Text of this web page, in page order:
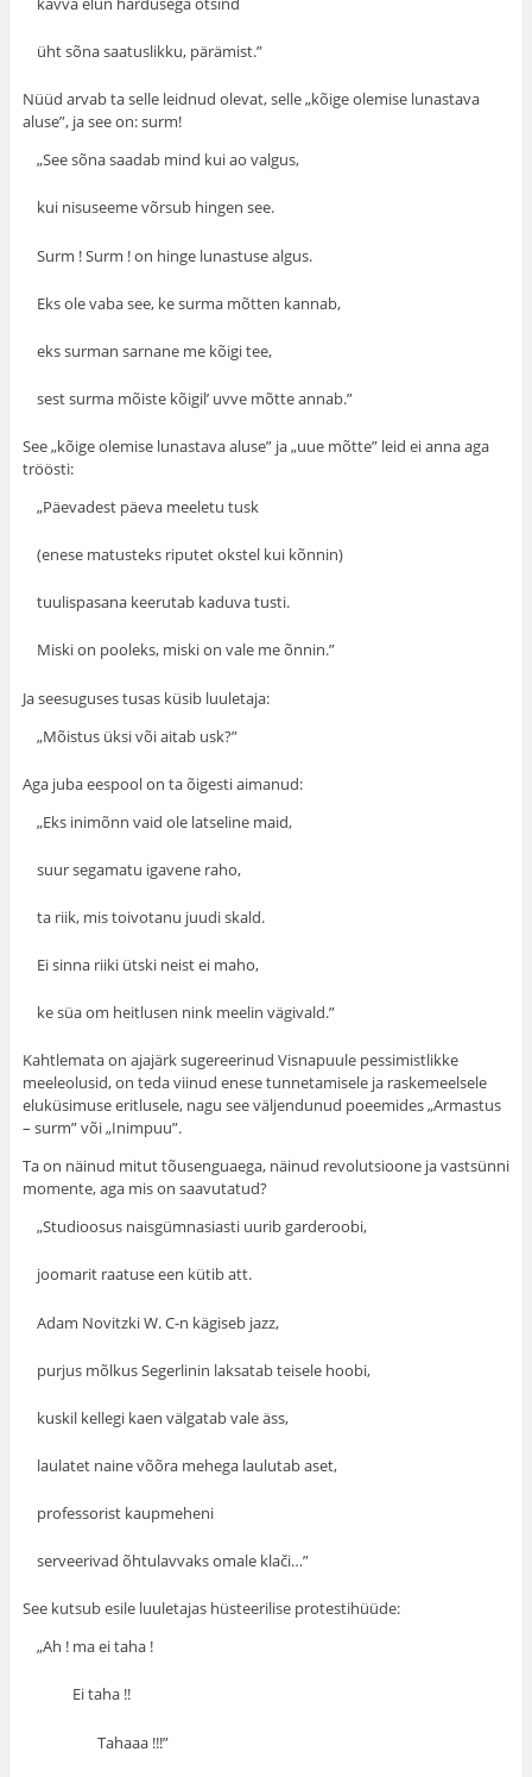
üht sõna saatuslikku, pärämist.”
Nüüd arvab ta selle leidnud olevat, selle „kõige olemise lunastava
aluse”, ja see on: surm!
„See sõna saadab mind kui ao valgus,
kui nisuseeme võrsub hingen see.
Surm ! Surm ! on hinge lunastuse algus.
Eks ole vaba see, ke surma mõtten kannab,
eks surman sarnane me kõigi tee,
sest surma mõiste kõigil’ uvve mõtte annab.”
See „kõige olemise lunastava aluse” ja „uue mõtte” leid ei anna aga
tröösti:
„Päevadest päeva meeletu tusk
(enese matusteks riputet okstel kui kõnnin)
tuulispasana keerutab kaduva tusti.
Miski on pooleks, miski on vale me õnnin.”
Ja seesuguses tusas küsib luuletaja:
„Mõistus üksi või aitab usk?”
Aga juba eespool on ta õigesti aimanud:
„Eks inimõnn vaid ole latseline maid,
suur segamatu igavene raho,
ta riik, mis toivotanu juudi skald.
Ei sinna riiki ütski neist ei maho,
ke süa om heitlusen nink meelin vägivald.”
Kahtlemata on ajajärk sugereerinud Visnapuule pessimistlikke
meeleolusid, on teda viinud enese tunnetamisele ja raskemeelsele
eluküsimuse eritlusele, nagu see väljen­dunud poeemides „Armastus
– surm” või „Inimpuu”.
Ta on näinud mitut tõusenguaega, näinud revolutsioone ja vastsünni
momente, aga mis on saavutatud?
„Studioosus naisgümnasiasti uurib garderoobi,
joomarit raatuse een kütib att.
Adam Novitzki W. C-n kägiseb jazz,
purjus mõlkus Segerlinin laksatab teisele hoobi,
kuskil kellegi kaen välgatab vale äss,
laulatet naine võõra mehega laulutab aset,
professorist kaupmeheni
serveerivad õhtulavvaks omale klači…”
See kutsub esile luuletajas hüsteerilise protestihüüde:
„Ah ! ma ei taha !
Ei taha !!
Tahaaa !!!”